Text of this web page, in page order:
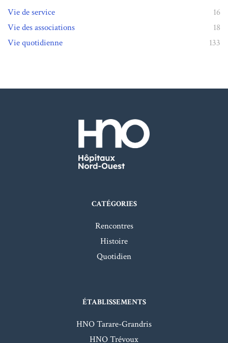
Vie de service
16
Vie des associations
18
Vie quotidienne
133
CATÉGORIES
Rencontres
Histoire
Quotidien
ÉTABLISSEMENTS
HNO Tarare-Grandris
HNO Trévoux